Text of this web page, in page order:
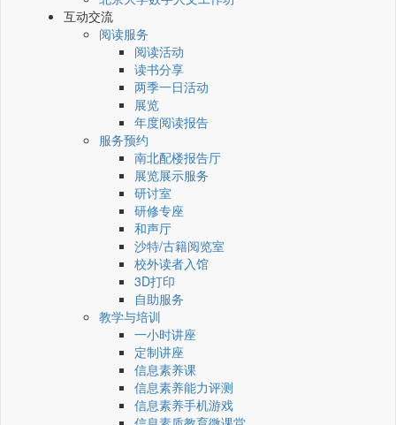
互动交流
阅读服务
阅读活动
读书分享
两季一日活动
展览
年度阅读报告
服务预约
南北配楼报告厅
展览展示服务
研讨室
研修专座
和声厅
沙特/古籍阅览室
校外读者入馆
3D打印
自助服务
教学与培训
一小时讲座
定制讲座
信息素养课
信息素养能力评测
信息素养手机游戏